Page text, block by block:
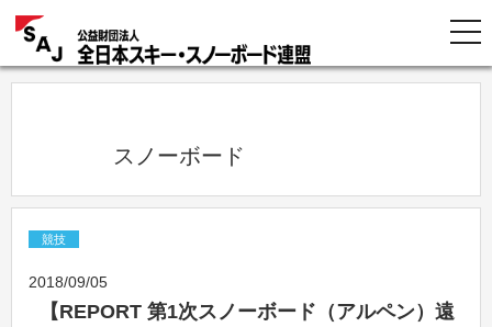
            スノーボード
競技
2018/09/05
【REPORT 第1次スノーボード（アルペン）遠